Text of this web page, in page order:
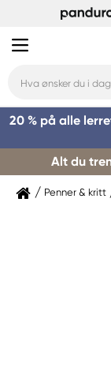
20 % på alle
Alt du
Penner & kritt